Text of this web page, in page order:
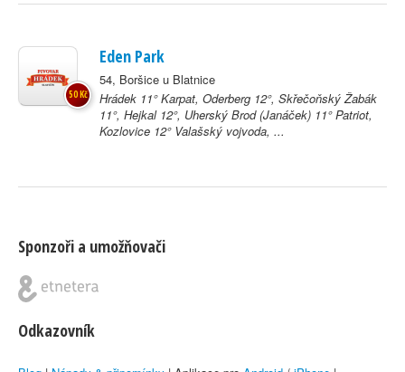
Eden Park
54, Boršice u Blatnice
Hrádek 11° Karpat, Oderberg 12°, Skřečoňský Žabák
11°, Hejkal 12°, Uherský Brod (Janáček) 11° Patriot,
Kozlovice 12° Valašský vojvoda, ...
50 Kč
Sponzoři a umožňovači
Odkazovník